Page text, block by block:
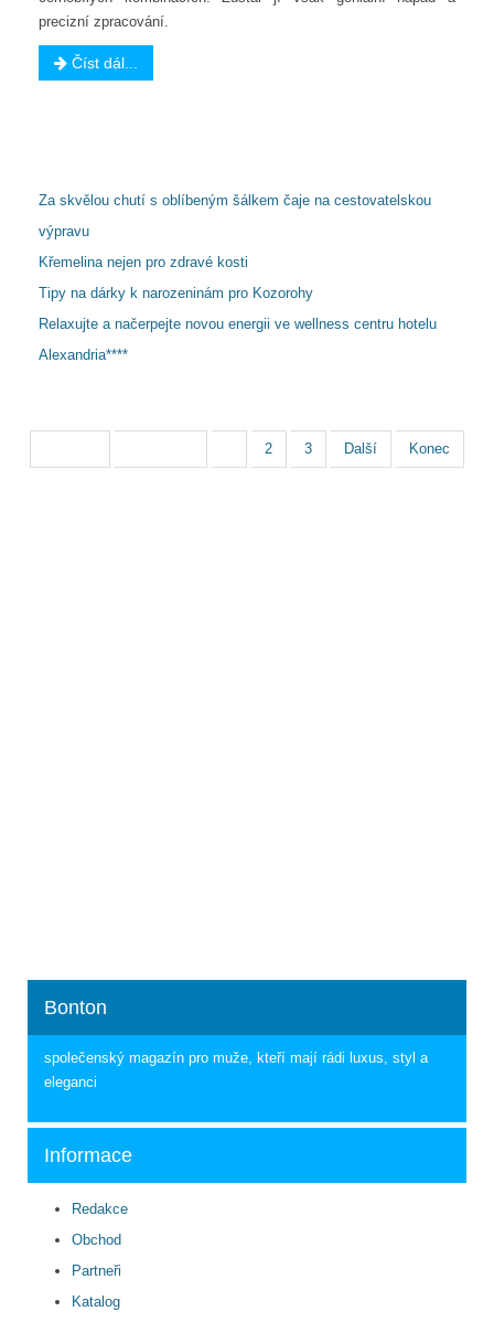
precizní zpracování.
Číst dál...
Za skvělou chutí s oblíbeným šálkem čaje na cestovatelskou
výpravu
Křemelina nejen pro zdravé kosti
Tipy na dárky k narozeninám pro Kozorohy
Relaxujte a načerpejte novou energii ve wellness centru hotelu
Alexandria****
2 3 Další Konec
Bonton
společenský magazín pro muže, kteří mají rádi luxus, styl a
eleganci
Informace
Redakce
Obchod
Partneři
Katalog